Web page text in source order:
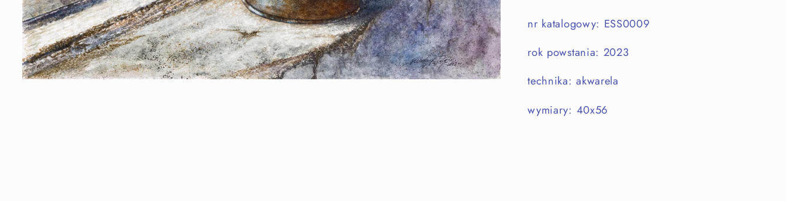
nr katalogowy: ESS0009
rok powstania: 2023
technika: akwarela
wymiary: 40x56